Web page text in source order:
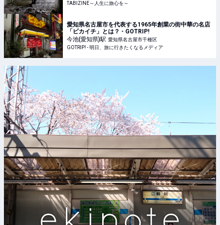
TABIZINE～人生に旅心を～
愛知県名古屋市を代表する1965年創業の街中華の名店
「ピカイチ」とは？ - GOTRIP!
今池(愛知県)駅 愛知県名古屋市千種区
GOTRIP! - 明日、旅に行きたくなるメディア